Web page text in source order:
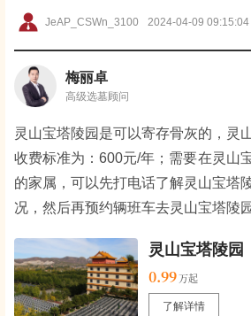
JeAP_CSWn_3100 2024-04-09 09:15:04
梅丽卓
高级选墓顾问
灵山宝塔陵园是可以寄存骨灰的，灵
收费标准为：600元/年；需要在灵山
的家属，可以先打电话了解灵山宝塔
况，然后再预约辆班车去灵山宝塔陵
灵山宝塔陵园
0.99
了解详情